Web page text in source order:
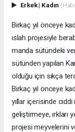
Erkek| Kadın
Birkaç yıl önceye
ıslah projesiyle
manda sütündeki
sütünden yapılan
olduğu için sıkça
Birkaç yıl önceye
yıllar içerisinde
geliştirmeye, ırkları
projesi meyvelerini